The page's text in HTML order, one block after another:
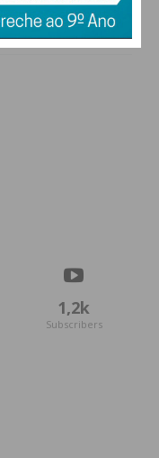
PAÇOS DE
1,2k
Subscribers